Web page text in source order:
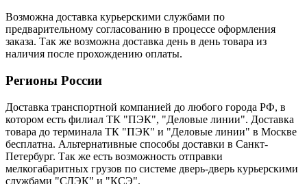
Возможна доставка курьерскими службами по
предварительному согласованию в процессе оформления
заказа. Так же возможна доставка день в день товара из
наличия после прохождению оплаты.
Регионы России
Доставка транспортной компанией до любого города РФ, в
котором есть филиал ТК "ПЭК", "Деловые линии". Доставка
товара до терминала ТК "ПЭК" и "Деловые линии" в Москве
бесплатна. Альтернативные способы доставки в Санкт-
Петербург. Так же есть возможность отправки
мелкогабаритных грузов по системе дверь-дверь курьерскими
службами "СДЭК" и "КСЭ".